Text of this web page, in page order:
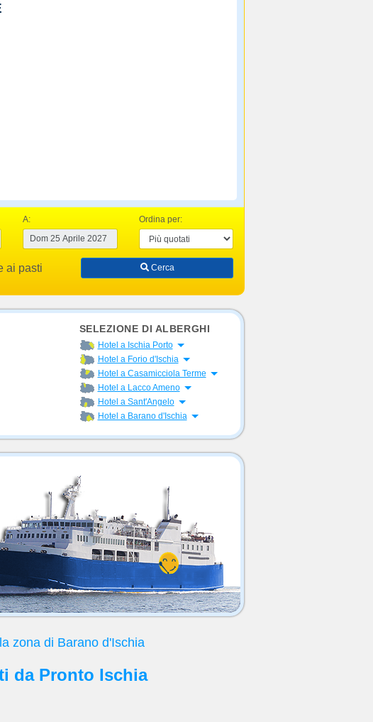
A: Ordina per:
ai pasti Cerca
SELEZIONE DI ALBERGHI
Hotel a Ischia Porto Apri menu
Hotel a Forio d'Ischia Apri menu
Hotel a Casamicciola Terme Apri menu
Hotel a Lacco Ameno Apri menu
Hotel a Sant'Angelo Apri menu
Hotel a Barano d'Ischia Apri menu
zona di Barano d'Ischia
da Pronto Ischia